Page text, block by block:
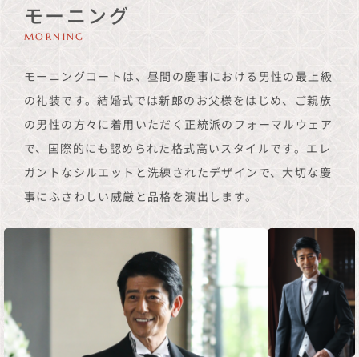
モーニング
MORNING
モーニングコートは、昼間の慶事における男性の最上級
の礼装です。結婚式では新郎のお父様をはじめ、ご親族
の男性の方々に着用いただく正統派のフォーマルウェア
で、国際的にも認められた格式高いスタイルです。エレ
ガントなシルエットと洗練されたデザインで、大切な慶
事にふさわしい威厳と品格を演出します。